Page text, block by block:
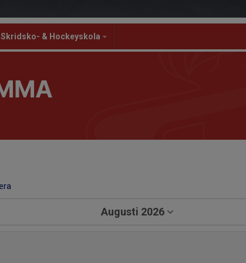
Skridsko- & Hockeyskola
Augusti 2026